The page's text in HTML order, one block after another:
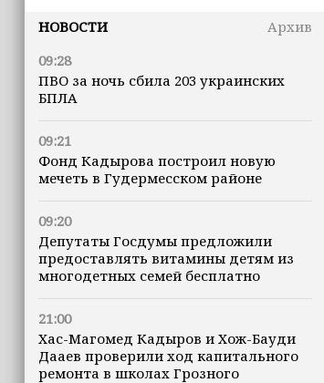
НОВОСТИ
Архив
09:28
ПВО за ночь сбила 203 украинских
БПЛА
09:21
Фонд Кадырова построил новую
мечеть в Гудермесском районе
09:20
Депутаты Госдумы предложили
предоставлять витамины детям из
многодетных семей бесплатно
21:00
Хас-Магомед Кадыров и Хож-Бауди
Дааев проверили ход капитального
ремонта в школах Грозного